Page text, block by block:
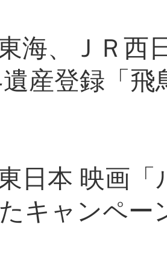
海、ＪＲ西
産登録「
日本 映画
キャンペー